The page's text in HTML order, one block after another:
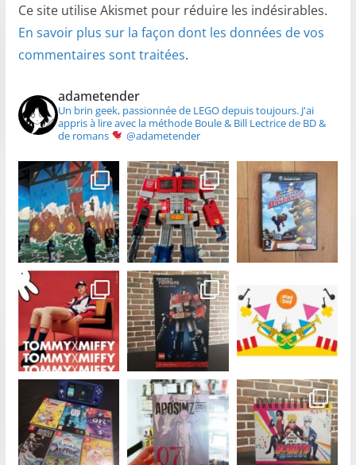
Ce site utilise Akismet pour réduire les indésirables.
En savoir plus sur la façon dont les données de vos
commentaires sont traitées.
adametender
Un brin geek, passionnée de LEGO depuis toujours.J'ai
appris à lire avec la méthode Boule & Bill Lectrice de BD &
de romans
@adametender